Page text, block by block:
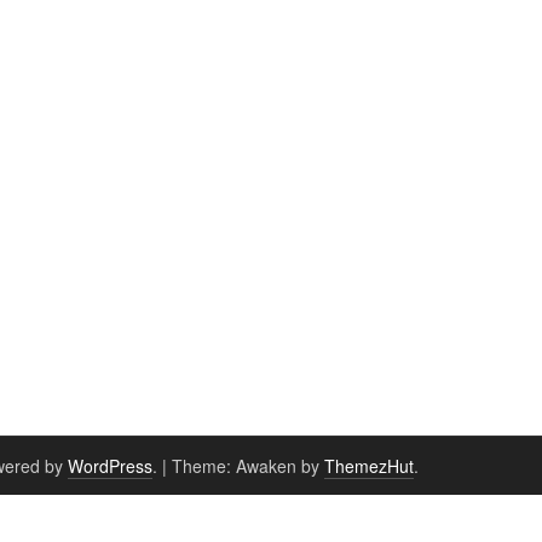
by WordPress. | Theme: Awaken by ThemezHut.